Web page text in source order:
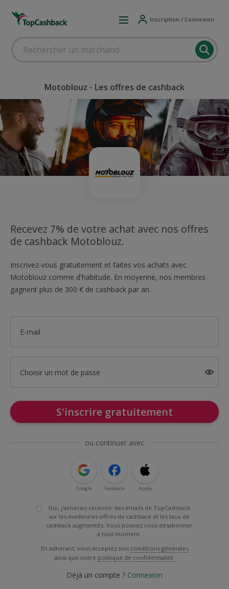
Inscription / Connexion
Motoblouz - Les offres de cashback
Recevez 7% de votre achat avec nos offres
de cashback Motoblouz.
Inscrivez-vous gratuitement et faites vos achats avec
Motoblouz comme d'habitude. En moyenne, nos membres
gagnent plus de 300 € de cashback par an.
E-mail
Choisir un mot de passe
S'inscrire gratuitement
ou continuer avec
Google Facebook Apple
Oui, j'aimerais recevoir des emails de TopCashback
sur les meilleures offres de cashback et les taux de
cashback augmentés. Vous pouvez vous désabonner
à tout moment.
En adhérant, vous acceptez nos conditions générales
ainsi que notre politique de confidentialité.
Déjà un compte ? Connexion